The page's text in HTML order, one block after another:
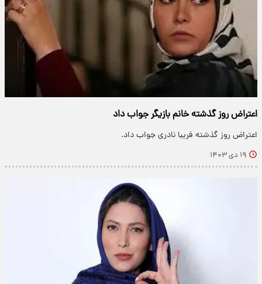
اعتراض روز گذشته خانم بازیگر جواب داد
اعتراض روز گذشته فریبا نادری جواب داد.
۱۹ دی ۱۴۰۳